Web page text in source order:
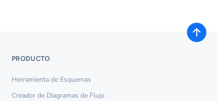
PRODUCTO
Herramienta de Esquemas
Creador de Diagramas de Flujo